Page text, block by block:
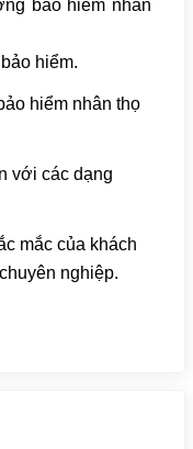
bảo hiểm nhân
hiểm.
hiểm nhân thọ
với các dạng
mắc của khách
chuyên nghiệp.